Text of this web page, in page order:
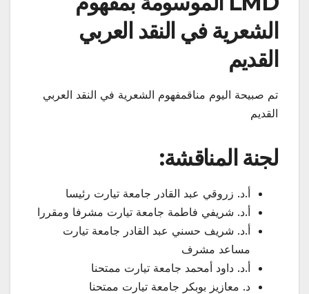
الشعرية في النقد العربي
القديم
تم صبيحة اليوم مناقمفهوم الشعرية في النقد العربي
القديم
لجنة المناقشة:
أ.د. زروقي عبد القادر جامعة تيارت رئيسا
أ.د. شريفي فاطمة جامعة تيارت مشرفا ومقررا
أ.د. شريف حسني عبد القادر جامعة تيارت
مساعد مشرف
أ.د. داود أمحمد جامعة تيارت ممتحنا
د. معازيز بوبكر جامعة تيارت ممتحنا